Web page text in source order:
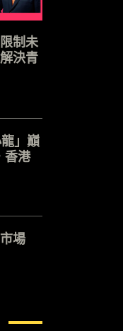
制未
決青
」巔
香港
場